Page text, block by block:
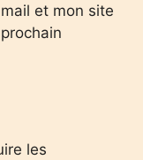
et mon site
les